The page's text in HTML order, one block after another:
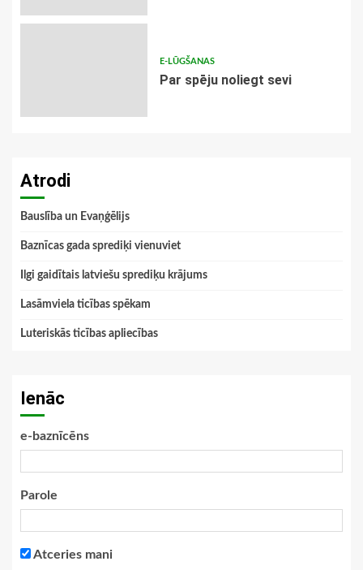
E-LŪGŠANAS
Par spēju noliegt sevi
Atrodi
Bauslība un Evaņģēlijs
Baznīcas gada sprediķi vienuviet
Ilgi gaidītais latviešu sprediķu krājums
Lasāmviela ticības spēkam
Luteriskās ticības apliecības
Ienāc
e-baznīcēns
Parole
Atceries mani